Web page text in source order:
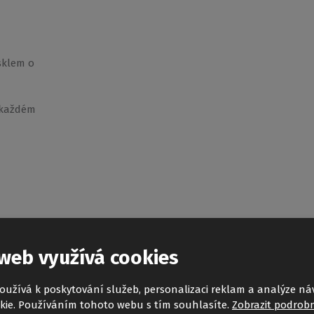
o
využívá cookies
k poskytování služeb, personalizaci reklam a analýze
Používáním tohoto webu s tím souhlasíte. Zobrazit